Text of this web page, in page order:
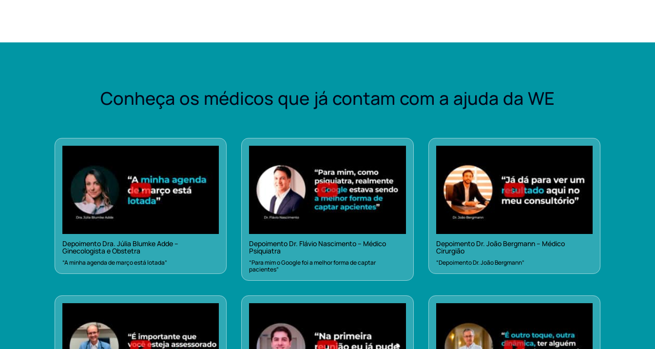
Conheça os médicos que já contam com a ajuda da WE
Depoimento Dra. Júlia Blumke Adde –
Ginecologista e Obstetra
“A minha agenda de março está lotada”
Depoimento Dr. Flávio Nascimento – Médico
Psiquiatra
“Para mim o Google foi a melhor forma de captar
pacientes”
Depoimento Dr. João Bergmann – Médico
Cirurgião
“Depoimento Dr. João Bergmann”